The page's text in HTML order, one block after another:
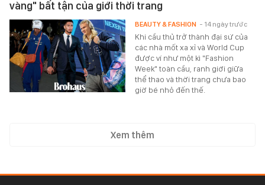
vàng" bất tận của giới thời trang
Khi cầu thủ trở thành đại sứ của
các nhà mốt xa xỉ và World Cup
được ví như một kì "Fashion
Week" toàn cầu, ranh giới giữa
thể thao và thời trang chưa bao
giờ bé nhỏ đến thế.
BEAUTY & FASHION - 14 ngày trước
Xem thêm